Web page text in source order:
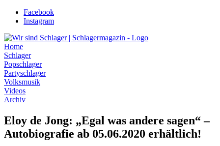
Zum
Inhalt
Facebook
Instagram
Home
Schlager
Popschlager
Partyschlager
Volksmusik
Videos
Archiv
Eloy de Jong: „Egal was andere sagen“ –
Autobiografie ab 05.06.2020 erhältlich!